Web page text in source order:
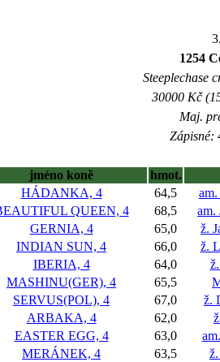
1254
Steeplechase
30000 Kč
Maj.
Zápisné:
jméno koně
hmot.
HÁDANKA, 4 64,5
QUEEN, 4 68,5
am.
GERNIA, 4 65,0
ž.
INDIAN SUN, 4 66,0
ž.
IBERIA, 4 64,0
MASHINU(GER), 4 65,5
SERVUS(POL), 4 67,0
ž.
ARBAKA, 4 62,0
EASTER EGG, 4 63,0
MERÁNEK, 4 63,5